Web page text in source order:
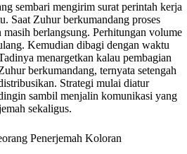
sembari mengirim surat perintah kerja
Saat Zuhur berkumandang proses
masih berlangsung. Perhitungan volume
Kemudian dibagi dengan waktu
menargetkan kalau pembagian
berkumandang, ternyata setengah
Strategi mulai diatur
sambil menjalin komunikasi yang
sekaligus.
Penerjemah Koloran